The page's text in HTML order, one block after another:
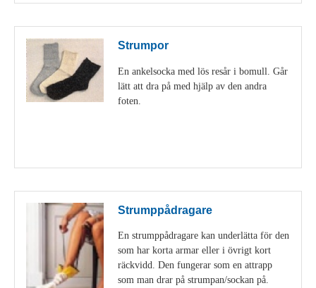
Strumpor
En ankelsocka med lös resår i bomull. Går
lätt att dra på med hjälp av den andra
foten.
Strumppådragare
En strumppådragare kan underlätta för den
som har korta armar eller i övrigt kort
räckvidd. Den fungerar som en attrapp
som man drar på strumpan/sockan på.